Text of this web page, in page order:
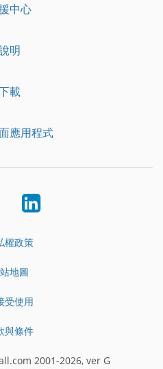
中心
明
載
應用程式
LinkedIn
權政策
地圖
受使用
與條件
2001-2026, ver G